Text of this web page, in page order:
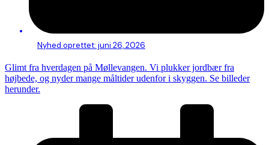
Nyhed oprettet: juni 26, 2026
Glimt fra hverdagen på Møllevangen. Vi plukker jordbær fra
højbede, og nyder mange måltider udenfor i skyggen. Se billeder
herunder.